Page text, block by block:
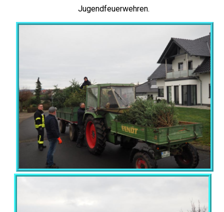
Jugendfeuerwehren.